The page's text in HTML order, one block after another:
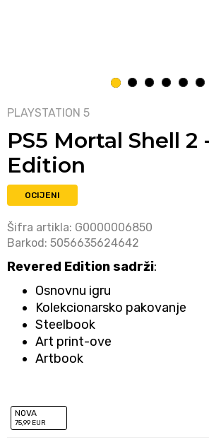
1 2 3 4 5 6
PLAYSTATION 5
PS5 Mortal Shell 2
Edition
OCIJENI
Šifra artikla: G0000006850
Barkod: 5056635624642
Revered Edition sadrži:
Osnovnu igru
Kolekcionarsko pakovanje
Steelbook
Art print-ove
Artbook
NOVA
75,99 EUR